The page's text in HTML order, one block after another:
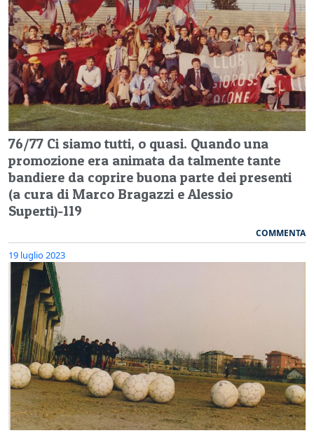
76/77 Ci siamo tutti, o quasi. Quando una
promozione era animata da talmente tante
bandiere da coprire buona parte dei presenti
(a cura di Marco Bragazzi e Alessio
Superti)-119
COMMENTA
19 luglio 2023